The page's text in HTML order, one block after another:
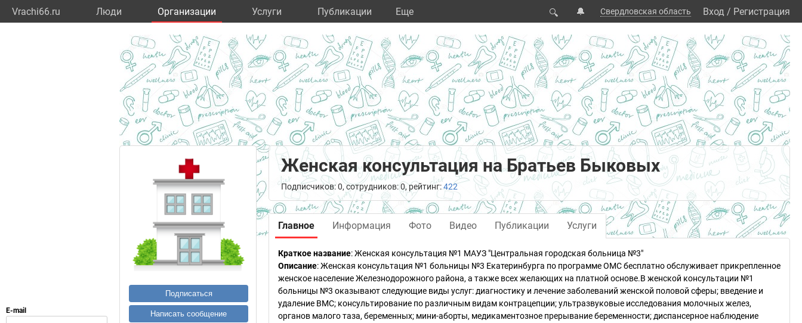
Vrachi66.ru Люди Организации Услуги Публикации Eще 🔍 🔔 Свердловская область Вход / Регистрация
Подписаться
Написать сообщение
Женская консультация на Братьев Быковых
Подписчиков: 0, сотрудников: 0, рейтинг:422
Главное Информация Фото Видео Публикации Услуги
Краткое название:Женская консультация №1 МАУЗ "Центральная городская больница №3"
Описание: Женская консультация №1 больницы №3 Екатеринбурга по программе ОМС бесплатно обслуживает прикрепленное
женское население Железнодорожного района, а также всех желающих на платной основе.В женской консультации №1
больницы №3 оказывают следующие виды услуг: диагностику и лечение заболеваний женской половой сферы; введение и
удаление ВМС; консультирование по различным видам контрацепции; ультразвуковые исследования молочных желез,
органов малого таза, беременных; мини-аборты, медикаментозное прерывание беременности; диспансерное наблюдение